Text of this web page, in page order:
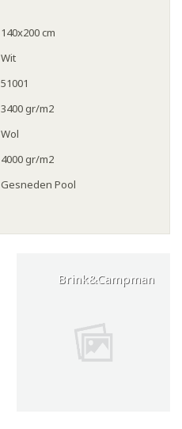
140x200 cm
Wit
51001
3400 gr/m2
Wol
4000 gr/m2
Gesneden Pool
Brink&Campman